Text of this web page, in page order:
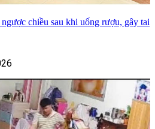
chiều sau khi uống rượu, gây tai